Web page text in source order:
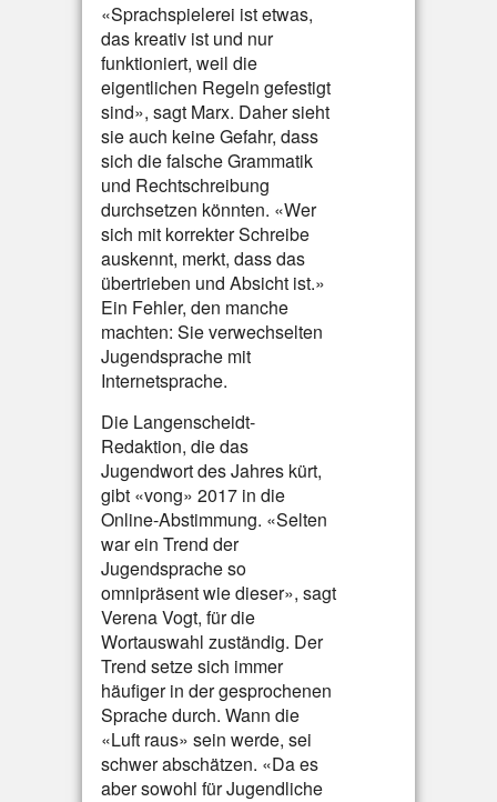
«Sprachspielerei ist etwas,
das kreativ ist und nur
funktioniert, weil die
eigentlichen Regeln gefestigt
sind», sagt Marx. Daher sieht
sie auch keine Gefahr, dass
sich die falsche Grammatik
und Rechtschreibung
durchsetzen könnten. «Wer
sich mit korrekter Schreibe
auskennt, merkt, dass das
übertrieben und Absicht ist.»
Ein Fehler, den manche
machten: Sie verwechselten
Jugendsprache mit
Internetsprache.
Die Langenscheidt-
Redaktion, die das
Jugendwort des Jahres kürt,
gibt «vong» 2017 in die
Online-Abstimmung. «Selten
war ein Trend der
Jugendsprache so
omnipräsent wie dieser», sagt
Verena Vogt, für die
Wortauswahl zuständig. Der
Trend setze sich immer
häufiger in der gesprochenen
Sprache durch. Wann die
«Luft raus» sein werde, sei
schwer abschätzen. «Da es
aber sowohl für Jugendliche